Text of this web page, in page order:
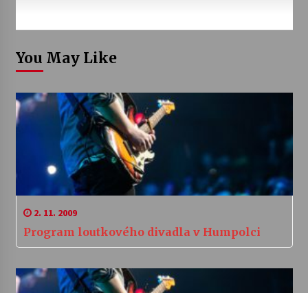
You May Like
2. 11. 2009
Program loutkového divadla v Humpolci